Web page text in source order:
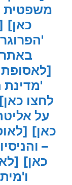
משפטית
כאן]
באתר
'מדינת
לחצו כאן]
על
כאן]
–
כאן]